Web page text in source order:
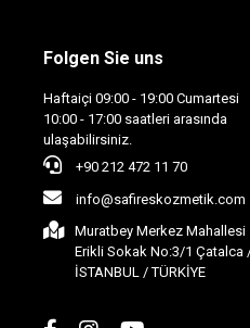
Folgen Sie uns
Haftaiçi 09:00 - 19:00 Cumartesi
10:00 - 17:00 saatleri arasında
ulaşabilirsiniz.
+90 212 472 11 70
info@safireskozmetik.com
Muratbey Merkez Mahallesi
Erikli Sokak No:3/1 Çatalca
İSTANBUL / TÜRKİYE